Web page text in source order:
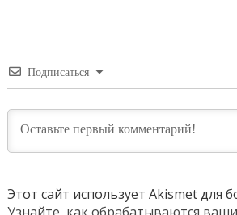
Подписаться
Этот сайт использует Akismet для